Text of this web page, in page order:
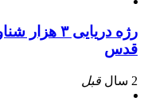
رژه
قدس
2 سال قبل